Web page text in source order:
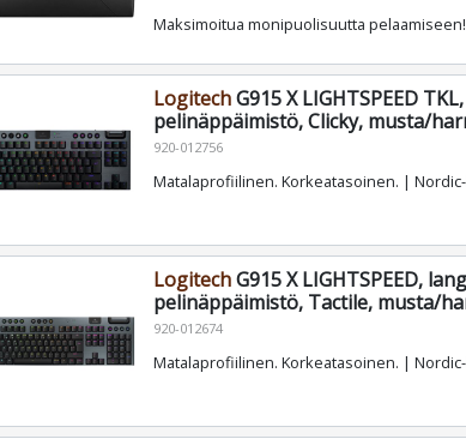
Maksimoitua monipuolisuutta
LogitechG915 X LIGHTSPEED
pelinäppäimistö, Clicky, musta/
920-012756
Matalaprofiilinen. Korkeatasoinen. |
LogitechG915 X LIGHTSPEED,
pelinäppäimistö, Tactile, musta/
920-012674
Matalaprofiilinen. Korkeatasoinen. |